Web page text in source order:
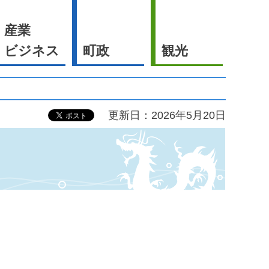
産業
ビジネス
町政 観光
更新日：2026年5月20日